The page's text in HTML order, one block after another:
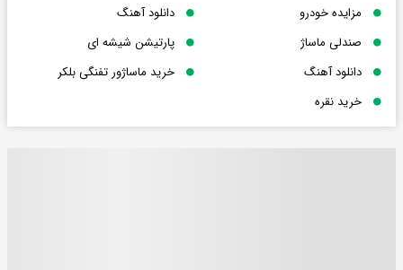
مزایده خودرو
دانلود آهنگ
صندلی ماساژ
پارتیشن شیشه ای
دانلود آهنگ
خرید ماساژور تفنگی بلکر
خرید نقره